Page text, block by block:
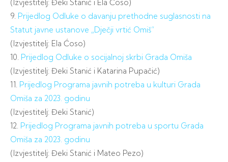
(Izvjestitelj: Đeki Stanić i Ela Ćoso)
9. Prijedlog Odluke o davanju prethodne suglasnosti na
Statut javne ustanove „Dječji vrtić Omiš“
(Izvjestitelj: Ela Ćoso)
10. Prijedlog Odluke o socijalnoj skrbi Grada Omiša
(Izvjestitelj: Đeki Stanić i Katarina Pupačić)
11. Prijedlog Programa javnih potreba u kulturi Grada
Omiša za 2023. godinu
(Izvjestitelj: Đeki Stanić)
12. Prijedlog Programa javnih potreba u sportu Grada
Omiša za 2023. godinu
(Izvjestitelj: Đeki Stanić i Mateo Pezo)